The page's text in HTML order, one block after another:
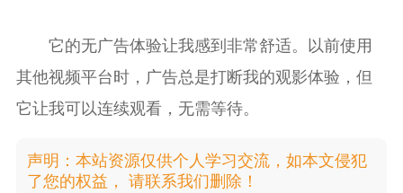
它的无广告体验让我感到非常舒适。以前使用
其他视频平台时，广告总是打断我的观影体验，但
它让我可以连续观看，无需等待。
声明：本站资源仅供个人学习交流，如本文侵犯
了您的权益， 请联系我们删除！